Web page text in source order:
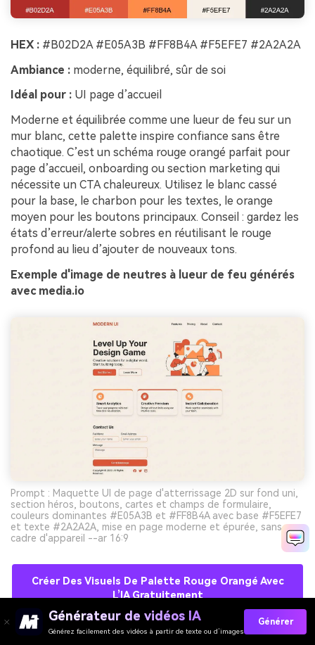
HEX : #B02D2A #E05A3B #FF8B4A #F5EFE7 #2A2A2A
Ambiance : moderne, équilibré, sûr de soi
Idéal pour : UI page d’accueil
Moderne et équilibrée comme une lueur de feu sur un
mur blanc, cette palette inspire confiance sans être
chaotique. C’est un schéma rouge orangé parfait pour
page d’accueil, onboarding ou section marketing qui
nécessite un CTA chaleureux. Utilisez le blanc cassé
pour la base, le charbon pour les textes, le orange
moyen pour les boutons principaux. Conseil : gardez les
états d’erreur/alerte sobres en réutilisant le rouge
profond au lieu d’ajouter de nouveaux tons.
Exemple d'image de neutres à lueur de feu générés
avec media.io
Prompt : Maquette UI de page d'atterrissage 2D sur fond uni,
section héros, boutons, cartes et champs de formulaire,
couleurs dominantes #E05A3B et #FF8B4A avec base #F5EFE7
et texte #2A2A2A, mise en page moderne et épurée, sans
cadre d'appareil --ar 16:9
Créer Des Visuels De Palette Rouge Orangé Avec
L’IA Gratuitement
Générateur de vidéos IA
Générez facilement des vidéos à partir de texte ou d’images
Générer